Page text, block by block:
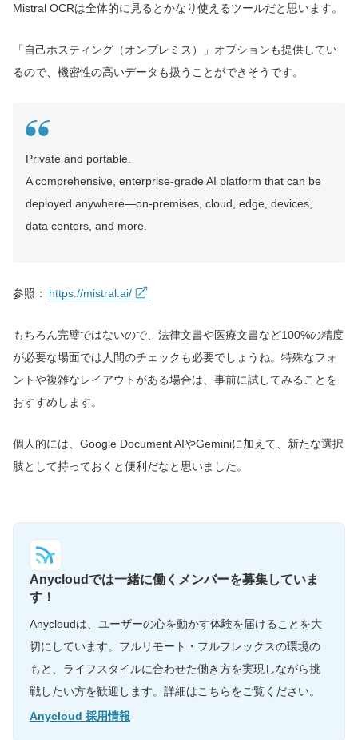
Mistral OCRは全体的に見るとかなり使えるツールだと思います。
「自己ホスティング（オンプレミス）」オプションも提供してい
るので、機密性の高いデータも扱うことができそうです。
Private and portable.
A comprehensive, enterprise-grade AI platform that can be
deployed anywhere—on-premises, cloud, edge, devices,
data centers, and more.
参照： https://mistral.ai/
もちろん完璧ではないので、法律文書や医療文書など100%の精度
が必要な場面では人間のチェックも必要でしょうね。特殊なフォ
ントや複雑なレイアウトがある場合は、事前に試してみることを
おすすめします。
個人的には、Google Document AIやGeminiに加えて、新たな選択
肢として持っておくと便利だなと思いました。
Anycloudでは一緒に働くメンバーを募集していま
す！
Anycloudは、ユーザーの心を動かす体験を届けることを大
切にしています。フルリモート・フルフレックスの環境の
もと、ライフスタイルに合わせた働き方を実現しながら挑
戦したい方を歓迎します。詳細はこちらをご覧ください。
Anycloud 採用情報